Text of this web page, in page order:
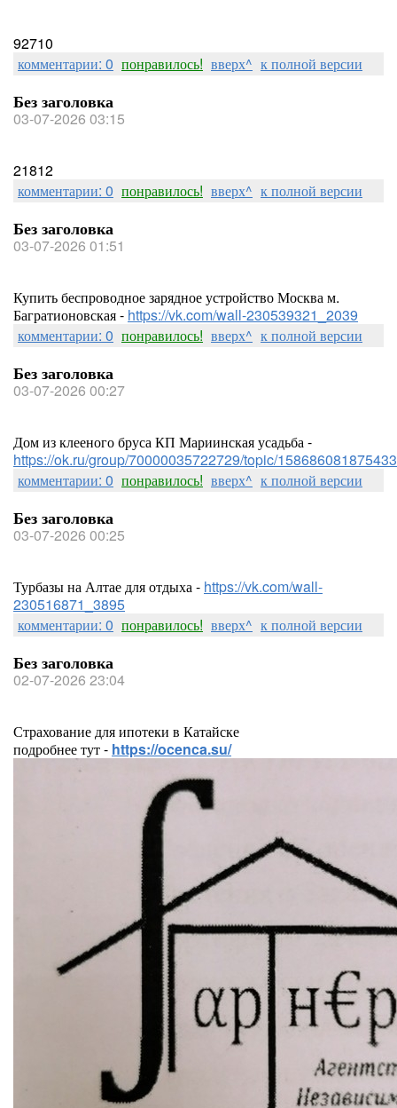
92710
комментарии: 0 понравилось! вверх^ к полной версии
Без заголовка
03-07-2026 03:15
21812
комментарии: 0 понравилось! вверх^ к полной версии
Без заголовка
03-07-2026 01:51
Купить беспроводное зарядное устройство Москва м.
Багратионовская - https://vk.com/wall-230539321_2039
комментарии: 0 понравилось! вверх^ к полной версии
Без заголовка
03-07-2026 00:27
Дом из клееного бруса КП Мариинская усадьба -
https://ok.ru/group/70000035722729/topic/158686081875433
комментарии: 0 понравилось! вверх^ к полной версии
Без заголовка
03-07-2026 00:25
Турбазы на Алтае для отдыха - https://vk.com/wall-
230516871_3895
комментарии: 0 понравилось! вверх^ к полной версии
Без заголовка
02-07-2026 23:04
Страхование для ипотеки в Катайске
подробнее тут - https://ocenca.su/